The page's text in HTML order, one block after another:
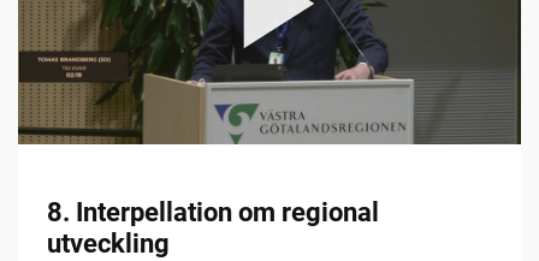
8. Interpellation om regional
utveckling